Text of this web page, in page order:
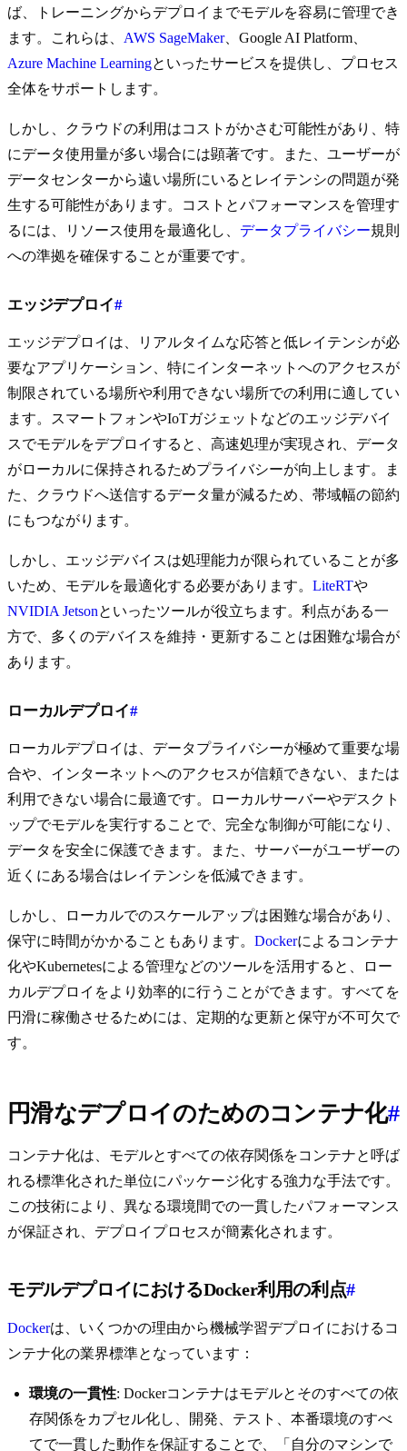
ば、トレーニングからデプロイまでモデルを容易に管理でき
ます。これらは、 AWS SageMaker、Google AI Platform、
Azure Machine Learningといったサービスを提供し、プロセス
全体をサポートします。
しかし、クラウドの利用はコストがかさむ可能性があり、特
にデータ使用量が多い場合には顕著です。また、ユーザーが
データセンターから遠い場所にいるとレイテンシの問題が発
生する可能性があります。コストとパフォーマンスを管理す
るには、リソース使用を最適化し、 データプライバシー規則
への準拠を確保することが重要です。
エッジデプロイ#
エッジデプロイは、リアルタイムな応答と低レイテンシが必
要なアプリケーション、特にインターネットへのアクセスが
制限されている場所や利用できない場所での利用に適してい
ます。スマートフォンやIoTガジェットなどのエッジデバイ
スでモデルをデプロイすると、高速処理が実現され、データ
がローカルに保持されるためプライバシーが向上します。ま
た、クラウドへ送信するデータ量が減るため、帯域幅の節約
にもつながります。
しかし、エッジデバイスは処理能力が限られていることが多
いため、モデルを最適化する必要があります。 LiteRTや
NVIDIA Jetsonといったツールが役立ちます。利点がある一
方で、多くのデバイスを維持・更新することは困難な場合が
あります。
ローカルデプロイ#
ローカルデプロイは、データプライバシーが極めて重要な場
合や、インターネットへのアクセスが信頼できない、または
利用できない場合に最適です。ローカルサーバーやデスクト
ップでモデルを実行することで、完全な制御が可能になり、
データを安全に保護できます。また、サーバーがユーザーの
近くにある場合はレイテンシを低減できます。
しかし、ローカルでのスケールアップは困難な場合があり、
保守に時間がかかることもあります。 Dockerによるコンテナ
化やKubernetesによる管理などのツールを活用すると、ロー
カルデプロイをより効率的に行うことができます。すべてを
円滑に稼働させるためには、定期的な更新と保守が不可欠で
す。
円滑なデプロイのためのコンテナ化#
コンテナ化は、モデルとすべての依存関係をコンテナと呼ば
れる標準化された単位にパッケージ化する強力な手法です。
この技術により、異なる環境間での一貫したパフォーマンス
が保証され、デプロイプロセスが簡素化されます。
モデルデプロイにおけるDocker利用の利点#
Dockerは、いくつかの理由から機械学習デプロイにおけるコ
ンテナ化の業界標準となっています：
環境の一貫性: Dockerコンテナはモデルとそのすべての依
存関係をカプセル化し、開発、テスト、本番環境のすべ
てで一貫した動作を保証することで、「自分のマシンで